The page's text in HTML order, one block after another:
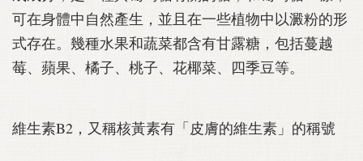
可在身體中自然產生，並且在一些植物中以澱粉的形
式存在。幾種水果和蔬菜都含有甘露糖，包括蔓越
莓、蘋果、橘子、桃子、花椰菜、四季豆等。
維生素B2，又稱核黃素有「皮膚的維生素」的稱號